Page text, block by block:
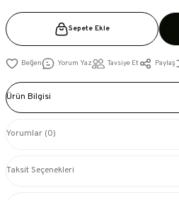
Sepete Ekle
Yorum Yaz Tavsiye Et Paylaş
Ürün Bilgisi
Yorumlar (0)
Taksit Seçenekleri